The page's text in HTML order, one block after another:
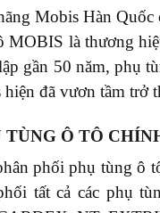
Mobis Hàn
MOBIS là thương
gần 50 năm, phụ
đã vươn tầm
TÙNG Ô TÔ
phối phụ tùng ô
tất cả các phụ